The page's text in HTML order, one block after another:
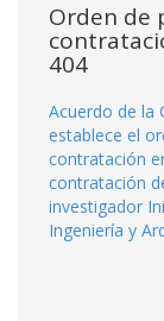
Orden de
404
Acuerdo de la
establece el
contratación
contratación
investigador
Ingeniería y